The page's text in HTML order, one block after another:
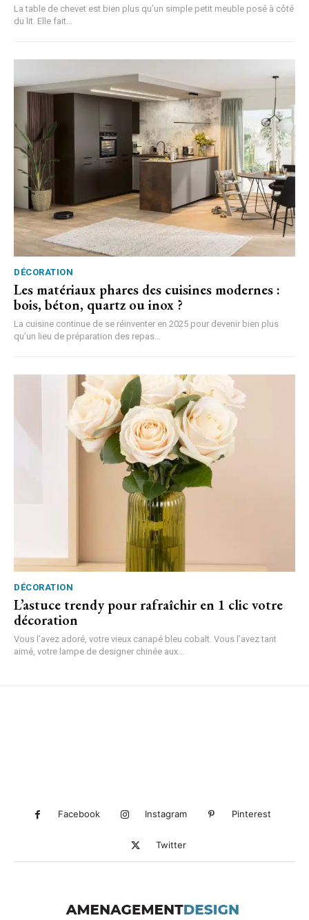
La table de chevet est bien plus qu’un simple petit meuble posé à côté
du lit. Elle fait...
DÉCORATION
Les matériaux phares des cuisines modernes :
bois, béton, quartz ou inox ?
La cuisine continue de se réinventer en 2025 pour devenir bien plus
qu’un lieu de préparation des repas...
DÉCORATION
L’astuce trendy pour rafraîchir en 1 clic votre
décoration
Vous l’avez adoré, votre vieux canapé bleu cobalt. Vous l’avez tant
aimé, votre lampe de designer chinée aux...
Facebook Instagram Pinterest
Twitter